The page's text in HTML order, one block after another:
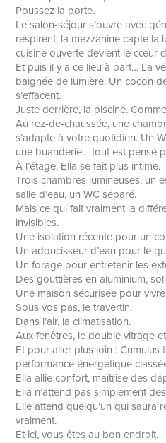
Poussez la porte.
Le salon-séjour s’ouvre avec
respirent, la mezzanine capte la
cuisine ouverte devient le cœur
Et puis il y a ce lieu à part… La
baignée de lumière. Un cocon
s’effacent.
Juste derrière, la piscine.
Au rez-de-chaussée, une
s’adapte à votre quotidien. Un
une buanderie… tout est pensé
À l’étage, Ella se fait plus intime.
Trois chambres lumineuses, un
salle d’eau, un WC séparé.
Mais ce qui fait vraiment la
invisibles.
Une isolation récente pour un
Un adoucisseur d’eau pour le
Un forage pour entretenir les
Des gouttières en aluminium,
Une maison sécurisée pour
Sous vos pas, le travertin.
Dans l’air, la climatisation.
Aux fenêtres, le double vitrage
Et pour aller plus loin : Cumulus
performance énergétique
Ella allie confort, maîtrise des
Ella n’attend pas simplement
Elle attend quelqu’un qui saura
vraiment.
Et ici, vous êtes au bon endroit.